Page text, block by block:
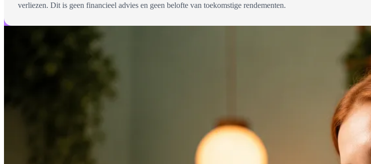
verliezen. Dit is geen financieel advies en geen belofte van toekomstige rendementen.